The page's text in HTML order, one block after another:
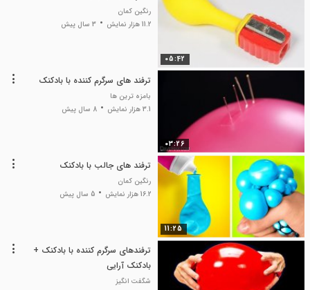
05:42
رنگین کمان
11.2 هزار نمایش
3 سال پیش
03:26
ترفند های سرگرم کننده با بادکنک
بامزه ترین ها
3.1 هزار نمایش
8 سال پیش
11:25
ترفند های جالب با بادکنک
رنگین کمان
16.2 هزار نمایش
5 سال پیش
ترفندهای سرگرم کننده با بادکنک +
بادکنک آرایی
شگفت انگیز